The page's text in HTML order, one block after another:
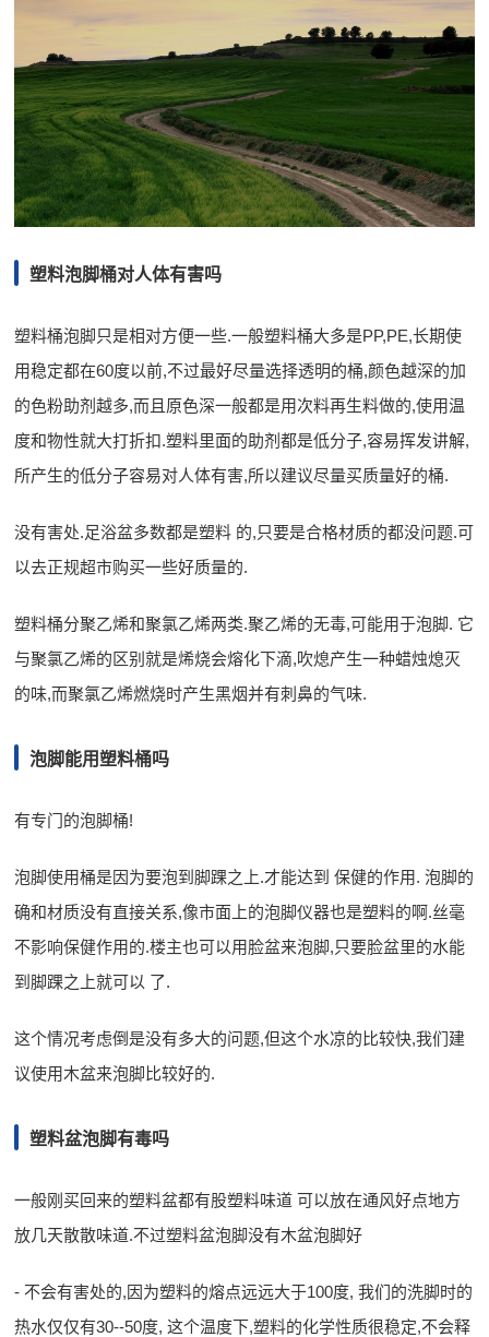
塑料泡脚桶对人体有害吗
塑料桶泡脚只是相对方便一些.一般塑料桶大多是PP,PE,长期使
用稳定都在60度以前,不过最好尽量选择透明的桶,颜色越深的加
的色粉助剂越多,而且原色深一般都是用次料再生料做的,使用温
度和物性就大打折扣.塑料里面的助剂都是低分子,容易挥发讲解,
所产生的低分子容易对人体有害,所以建议尽量买质量好的桶.
没有害处.足浴盆多数都是塑料 的,只要是合格材质的都没问题.可
以去正规超市购买一些好质量的.
塑料桶分聚乙烯和聚氯乙烯两类.聚乙烯的无毒,可能用于泡脚. 它
与聚氯乙烯的区别就是烯烧会熔化下滴,吹熄产生一种蜡烛熄灭
的味,而聚氯乙烯燃烧时产生黑烟并有刺鼻的气味.
泡脚能用塑料桶吗
有专门的泡脚桶!
泡脚使用桶是因为要泡到脚踝之上.才能达到 保健的作用. 泡脚的
确和材质没有直接关系,像市面上的泡脚仪器也是塑料的啊.丝毫
不影响保健作用的.楼主也可以用脸盆来泡脚,只要脸盆里的水能
到脚踝之上就可以 了.
这个情况考虑倒是没有多大的问题,但这个水凉的比较快,我们建
议使用木盆来泡脚比较好的.
塑料盆泡脚有毒吗
一般刚买回来的塑料盆都有股塑料味道 可以放在通风好点地方
放几天散散味道.不过塑料盆泡脚没有木盆泡脚好
- 不会有害处的,因为塑料的熔点远远大于100度, 我们的洗脚时的
热水仅仅有30--50度, 这个温度下,塑料的化学性质很稳定,不会释